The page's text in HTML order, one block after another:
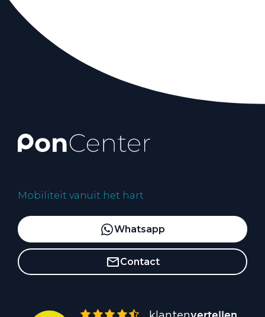
Mobiliteit vanuit het hart
Whatsapp
Contact